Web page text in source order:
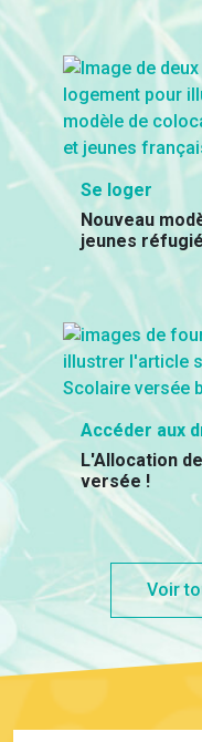
Se loger
Nouveau
jeunes
Accéder aux
L'Allocation
versée !
Voir